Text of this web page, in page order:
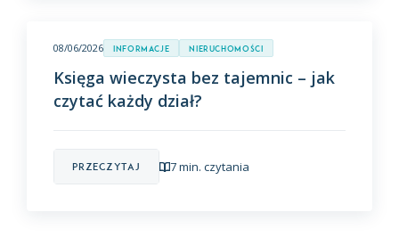
08/06/2026 Informacje Nieruchomości
Księga wieczysta bez tajemnic – jak
czytać każdy dział?
Przeczytaj 7 min. czytania